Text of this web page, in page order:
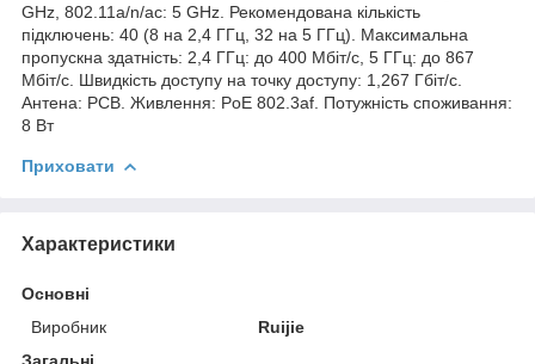
GHz, 802.11a/n/ac: 5 GHz. Рекомендована кількість
підключень: 40 (8 на 2,4 ГГц, 32 на 5 ГГц). Максимальна
пропускна здатність: 2,4 ГГц: до 400 Мбіт/с, 5 ГГц: до 867
Мбіт/с. Швидкість доступу на точку доступу: 1,267 Гбіт/с.
Антена: PCB. Живлення: PoE 802.3af. Потужність споживання:
8 Вт
Приховати
Характеристики
Основні
Виробник
Ruijie
Загальні